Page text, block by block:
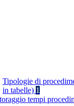
Tipologie di
in tabelle) 1
tempi